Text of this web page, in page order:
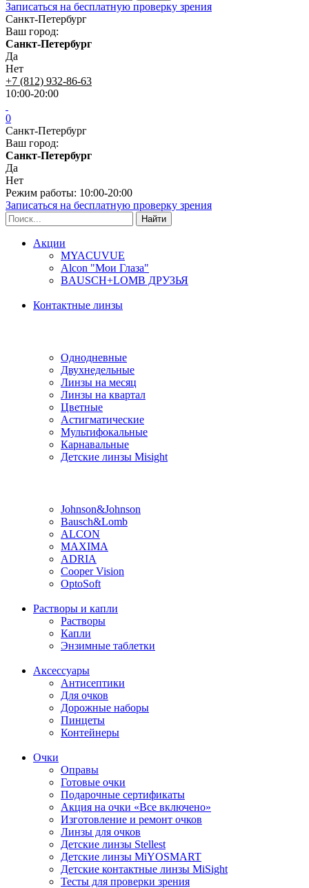
Записаться на бесплатную проверку зрения
Санкт-Петербург
Ваш город:
Санкт-Петербург
Да
Нет
+7 (812) 932-86-63
10:00-20:00
0
Санкт-Петербург
Ваш город:
Санкт-Петербург
Да
Нет
Режим работы: 10:00-20:00
Записаться на бесплатную проверку зрения
Акции
MYACUVUE
Alcon "Мои Глаза"
BAUSCH+LOMB ДРУЗЬЯ
Контактные линзы
Однодневные
Двухнедельные
Линзы на месяц
Линзы на квартал
Цветные
Астигматические
Мультифокальные
Карнавальные
Детские линзы Misight
Johnson&Johnson
Bausch&Lomb
ALCON
MAXIMA
ADRIA
Cooper Vision
OptoSoft
Растворы и капли
Растворы
Капли
Энзимные таблетки
Аксессуары
Антисептики
Для очков
Дорожные наборы
Пинцеты
Контейнеры
Очки
Оправы
Готовые очки
Подарочные сертификаты
Акция на очки «Все включено»
Изготовление и ремонт очков
Линзы для очков
Детские линзы Stellest
Детские линзы MiYOSMART
Детские контактные линзы MiSight
Тесты для проверки зрения